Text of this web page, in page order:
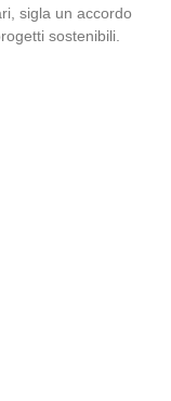
sigla un accordo
sostenibili.